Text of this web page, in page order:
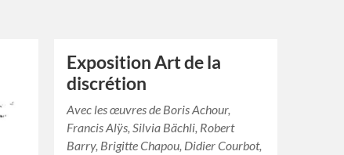
Exposition Art de la
discrétion
Avec les œuvres de Boris Achour,
Francis Alÿs, Silvia Bächli, Robert
Barry, Brigitte Chapou, Didier Courbot,